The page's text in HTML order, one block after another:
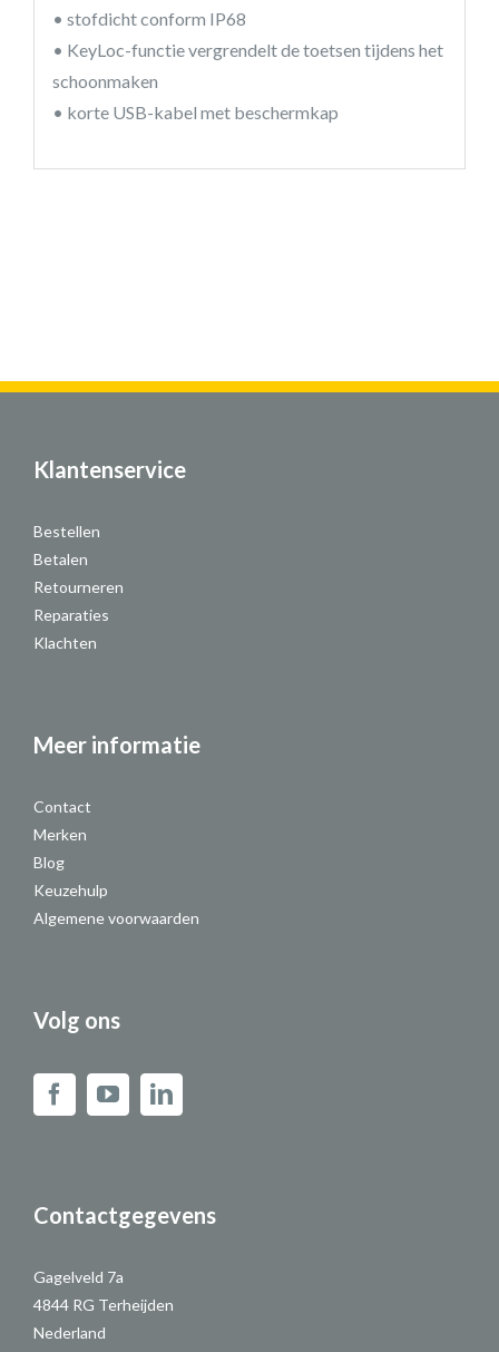
• stofdicht conform IP68
• KeyLoc-functie vergrendelt de toetsen tijdens het
schoonmaken
• korte USB-kabel met beschermkap
Klantenservice
Bestellen
Betalen
Retourneren
Reparaties
Klachten
Meer informatie
Contact
Merken
Blog
Keuzehulp
Algemene voorwaarden
Volg ons
Contactgegevens
Gagelveld 7a
4844 RG Terheijden
Nederland